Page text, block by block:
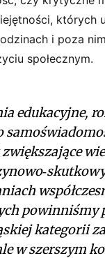
których
i poza
społecznym.
edukacyjne,
powinniśmy
kategorii
w szerszym